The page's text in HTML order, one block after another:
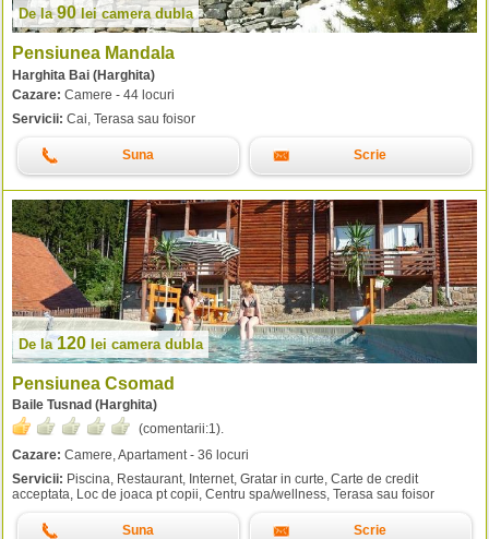
De la90lei camera dubla
Pensiunea Mandala
Harghita Bai (Harghita)
Cazare: Camere - 44 locuri
Servicii: Cai, Terasa sau foisor
Suna Scrie
De la120 lei camera dubla
Pensiunea Csomad
Baile Tusnad (Harghita)
(comentarii:1).
Cazare: Camere, Apartament - 36 locuri
Servicii: Piscina, Restaurant, Internet, Gratar in curte, Carte de credit
acceptata, Loc de joaca pt copii, Centru spa/wellness, Terasa sau foisor
Suna Scrie